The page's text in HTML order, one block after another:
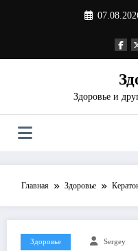
Здоровье и
Главная Здоровье
Здоровье Sergey